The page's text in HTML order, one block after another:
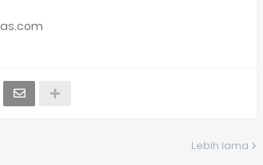
Lebih lama